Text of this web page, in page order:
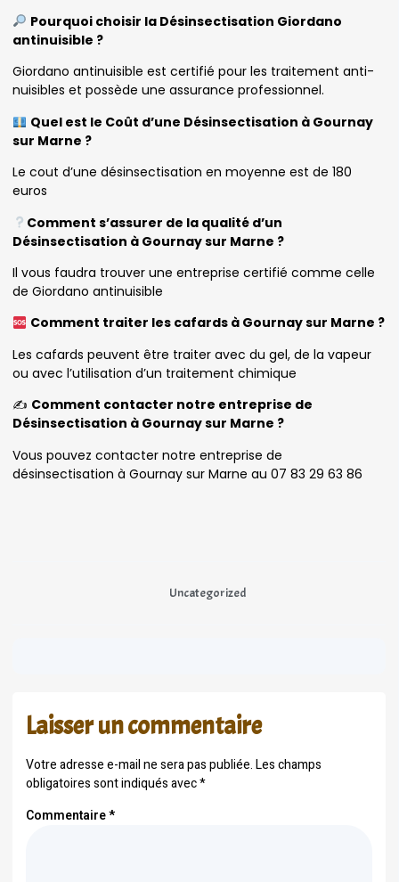
Pourquoi choisir la Désinsectisation Giordano
antinuisible ?
Giordano antinuisible est certifié pour les traitement anti-
nuisibles et possède une assurance professionnel.
Quel est le Coût d’une Désinsectisation à Gournay
sur Marne ?
Le cout d’une désinsectisation en moyenne est de 180
euros
Comment s’assurer de la qualité d’un
Désinsectisation à Gournay sur Marne ?
Il vous faudra trouver une entreprise certifié comme celle
de Giordano antinuisible
Comment traiter les cafards à Gournay sur Marne ?
Les cafards peuvent être traiter avec du gel, de la vapeur
ou avec l’utilisation d’un traitement chimique
✍️ Comment contacter notre entreprise de
Désinsectisation à Gournay sur Marne ?
Vous pouvez contacter notre entreprise de
désinsectisation à Gournay sur Marne au 07 83 29 63 86
Uncategorized
Laisser un commentaire
Votre adresse e-mail ne sera pas publiée.Les champs
obligatoires sont indiqués avec*
Commentaire*